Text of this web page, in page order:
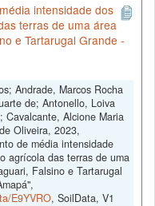
intensidade dos
terras de uma área
e Tartarugal Grande -
Andrade, Marcos Rocha
de; Antonello, Loiva
Cavalcante, Alcione Maria
Oliveira, 2023,
de média intensidade
agrícola das terras de uma
Falsino e Tartarugal
E9YVRO, SoilData, V1